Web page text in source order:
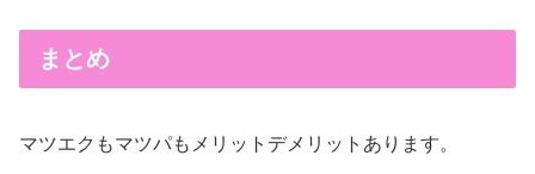
まとめ
マツエクもマツパもメリットデメリットあります。